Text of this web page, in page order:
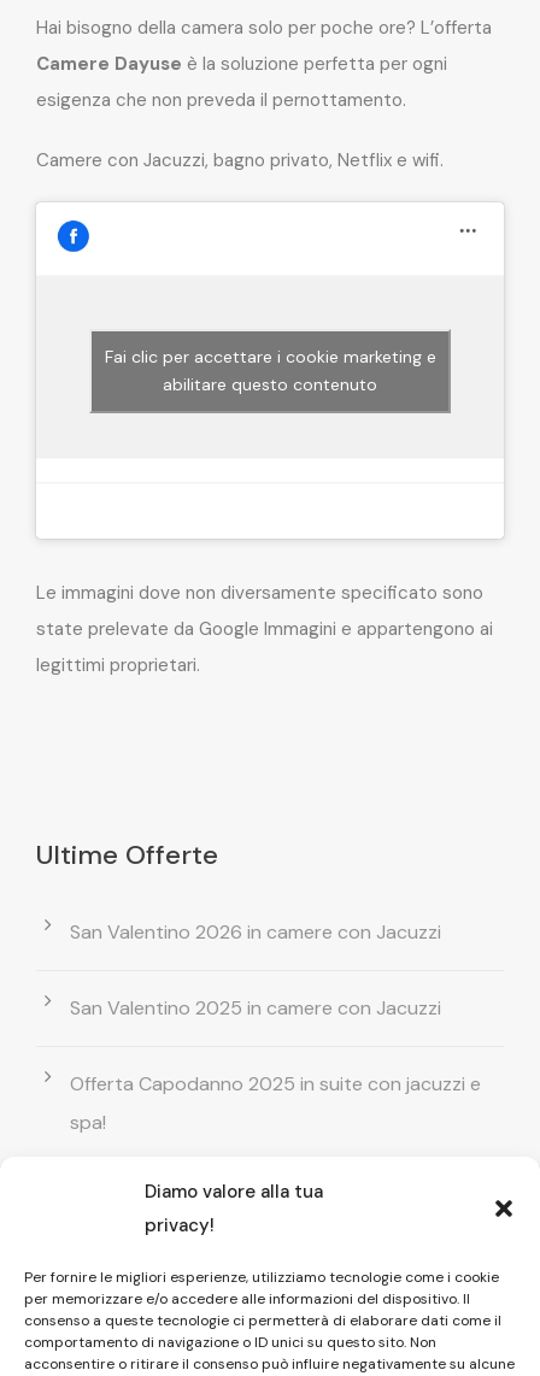
Diamo valore alla tua
privacy!
Per fornire le migliori esperienze, utilizziamo tecnologie come i cookie
per memorizzare e/o accedere alle informazioni del dispositivo. Il
consenso a queste tecnologie ci permetterà di elaborare dati come il
comportamento di navigazione o ID unici su questo sito. Non
acconsentire o ritirare il consenso può influire negativamente su alcune
Hai bisogno della camera solo per poche ore? L’offerta
Camere Dayuse è la soluzione perfetta per ogni
esigenza che non preveda il pernottamento.
Camere con Jacuzzi, bagno privato, Netflix e wifi.
Fai clic per accettare i cookie marketing e
abilitare questo contenuto
Le immagini dove non diversamente specificato sono
state prelevate da Google Immagini e appartengono ai
legittimi proprietari.
Ultime Offerte
San Valentino 2026 in camere con Jacuzzi
San Valentino 2025 in camere con Jacuzzi
Offerta Capodanno 2025 in suite con jacuzzi e
spa!
Offerta Natale in camera con vasca
idromassaggio ! Prenota il tuo relax esclusivo
Entrata GRATUITA in Piscina esterna! Il tuo relax
di coppia